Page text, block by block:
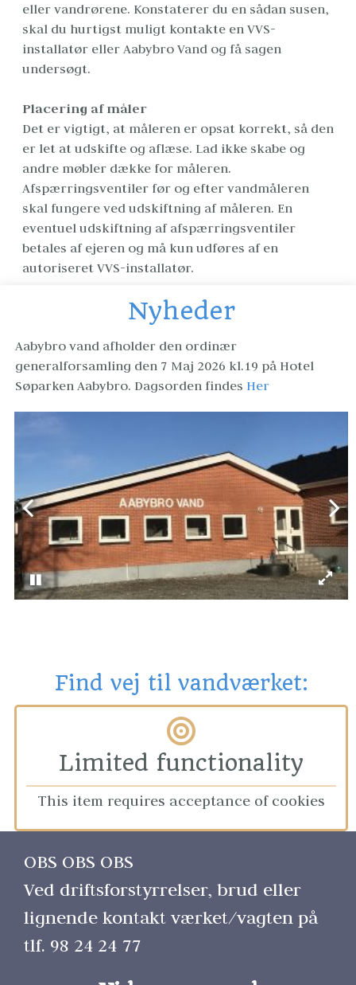
eller vandrørene. Konstaterer du en sådan susen,
skal du hurtigst muligt kontakte en VVS-
installatør eller Aabybro Vand og få sagen
undersøgt.
Placering af måler
Det er vigtigt, at måleren er opsat korrekt, så den
er let at udskifte og aflæse. Lad ikke skabe og
andre møbler dække for måleren.
Afspærringsventiler før og efter vandmåleren
skal fungere ved udskiftning af måleren. En
eventuel udskiftning af afspærringsventiler
betales af ejeren og må kun udføres af en
autoriseret VVS-installatør.
Nyheder
Aabybro vand afholder den ordinær
generalforsamling den 7 Maj 2026 kl.19 på Hotel
Søparken Aabybro. Dagsorden findes Her
Find vej til vandværket:
Limited functionality
This item requires acceptance of cookies
OBS OBS OBS
Ved driftsforstyrrelser, brud eller
lignende kontakt værket/vagten på
tlf. 98 24 24 77